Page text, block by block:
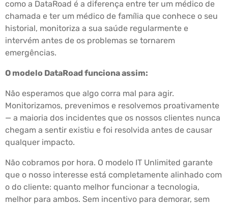
como a DataRoad é a diferença entre ter um médico de
chamada e ter um médico de família que conhece o seu
historial, monitoriza a sua saúde regularmente e
intervém antes de os problemas se tornarem
emergências.
O modelo DataRoad funciona assim:
Não esperamos que algo corra mal para agir.
Monitorizamos, prevenimos e resolvemos proativamente
— a maioria dos incidentes que os nossos clientes nunca
chegam a sentir existiu e foi resolvida antes de causar
qualquer impacto.
Não cobramos por hora. O modelo IT Unlimited garante
que o nosso interesse está completamente alinhado com
o do cliente: quanto melhor funcionar a tecnologia,
melhor para ambos. Sem incentivo para demorar, sem